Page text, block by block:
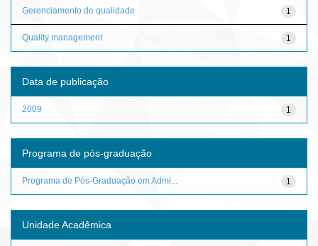
1
Gerenciamento de qualidade
1
Quality management
Data de publicação
1
2009
Programa de pós-graduação
1
Programa de Pós-Graduação em Admi...
Unidade Acadêmica